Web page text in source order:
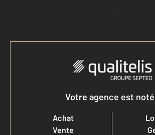
Accéder à mon compte
Votre agence est
Achat
Vente